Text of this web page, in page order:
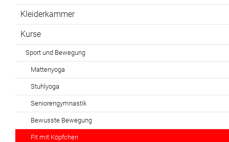
Kleiderkammer
Kurse
Sport und Bewegung
Mattenyoga
Stuhlyoga
Seniorengymnastik
Bewusste Bewegung
Fit mit Köpfchen